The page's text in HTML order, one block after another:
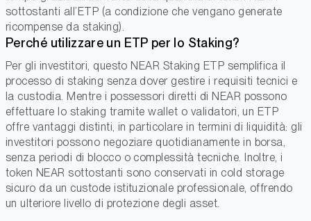
sottostanti all’ETP (a condizione che vengano generate
ricompense da staking).
Perché utilizzare un ETP per lo Staking?
Per gli investitori, questo NEAR Staking ETP semplifica il
processo di staking senza dover gestire i requisiti tecnici e
la custodia. Mentre i possessori diretti di NEAR possono
effettuare lo staking tramite wallet o validatori, un ETP
offre vantaggi distinti, in particolare in termini di liquidità: gli
investitori possono negoziare quotidianamente in borsa,
senza periodi di blocco o complessità tecniche. Inoltre, i
token NEAR sottostanti sono conservati in cold storage
sicuro da un custode istituzionale professionale, offrendo
un ulteriore livello di protezione degli asset.